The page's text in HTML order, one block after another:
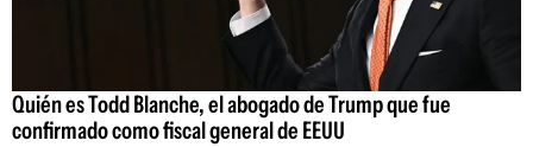
Quién es Todd Blanche, el abogado de Trump que fue
confirmado como fiscal general de EEUU